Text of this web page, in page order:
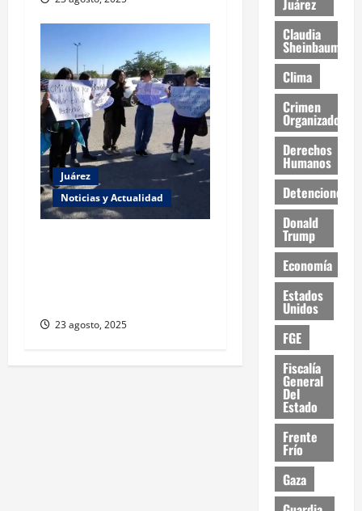
Juárez
Noticias y Actualidad
23 agosto, 2025
Juárez
Claudia
Sheinbaum
Clima
Crimen
Organizado
Derechos
Humanos
Detenciones
Donald
Trump
Economía
Estados
Unidos
FGE
Fiscalía
General
Del
Estado
Frente
Frío
Gaza